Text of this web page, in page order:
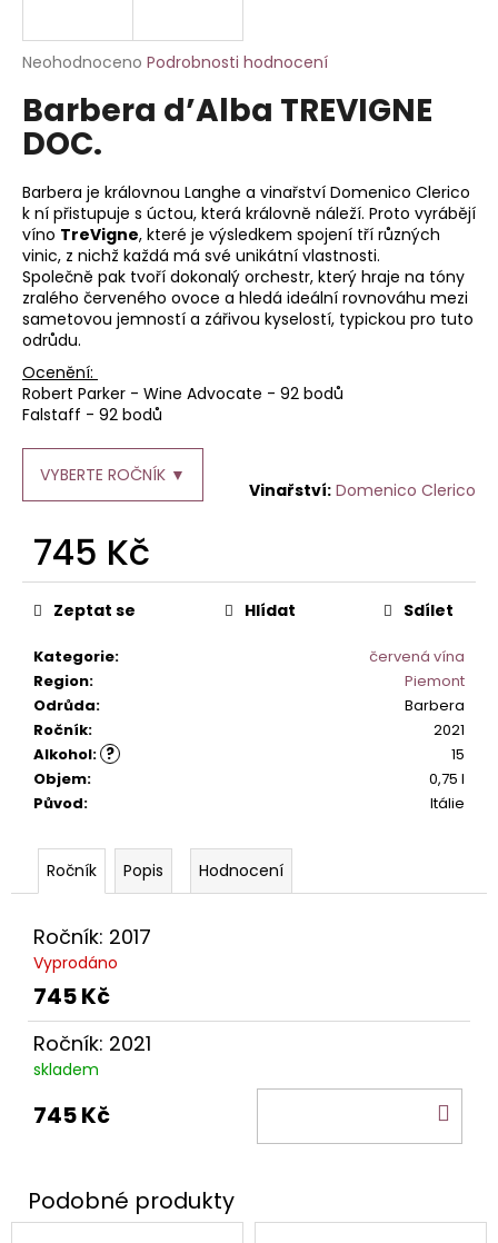
Průměrné
produktu
je
0,0
5
hvězdiček.
Neohodnoceno Podrobnosti hodnocení
Barbera d’Alba TREVIGNE
DOC.
Barbera je královnou Langhe a vinařství Domenico Clerico
k ní přistupuje s úctou, která královně náleží. Proto vyrábějí
víno TreVigne, které je výsledkem spojení tří různých
vinic, z nichž každá má své unikátní vlastnosti.
Společně pak tvoří dokonalý orchestr, který hraje na tóny
zralého červeného ovoce a hledá ideální rovnováhu mezi
sametovou jemností a zářivou kyselostí, typickou pro tuto
odrůdu.
Ocenění:
Robert Parker - Wine Advocate - 92 bodů
Falstaff - 92 bodů
VYBERTE ROČNÍK ▼
Domenico Clerico
745 Kč
Měrná
cena:
Kategorie:
červená vína
Region:
Piemont
Odrůda:
Barbera
Ročník: 2021
?
Alkohol:
15
Objem:
0,75 l
Původ: Itálie
Zeptat se Hlídat Sdílet
Popis Hodnocení
Ročník: 2017
Vyprodáno
745 Kč
Ročník: 2021
skladem
745 Kč
j
t
?
HLEDAT
D
o
p
o
r
č
e
m
e
PRIMITIVO
DI
MANDURIA
SANGAETANO
DOP.
349
Kč